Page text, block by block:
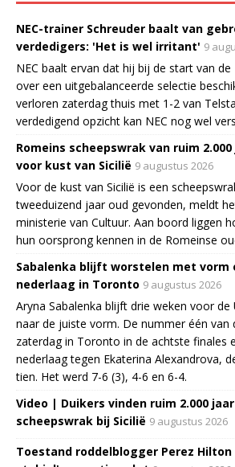
NEC-trainer Schreuder baalt van
verdedigers: 'Het is wel irritant' 9
NEC baalt ervan dat hij bij de start van de
over een uitgebalanceerde selectie
verloren zaterdag thuis met 1-2 van
verdedigend opzicht kan NEC nog wel
Romeins scheepswrak van ruim
voor kust van Sicilië 9 augustus 2026
Voor de kust van Sicilië is een
tweeduizend jaar oud gevonden, meldt
ministerie van Cultuur. Aan boord liggen
hun oorsprong kennen in de Romeinse
Sabalenka blijft worstelen met vorm
nederlaag in Toronto 9 augustus 2026
Aryna Sabalenka blijft drie weken voor de
naar de juiste vorm. De nummer één van
zaterdag in Toronto in de achtste finales
nederlaag tegen Ekaterina Alexandrova,
tien. Het werd 7-6 (3), 4-6 en 6-4.
Video | Duikers vinden ruim 2.000
scheepswrak bij Sicilië 9 augustus 2026
Toestand roddelblogger Perez